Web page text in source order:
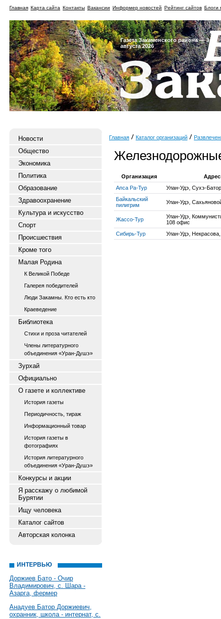
Главная Карта сайта Контакты Вакансии Информер новостей Рейтинг сайтов Блоги
Газета Закаменского района — 3
августа 2026
Новости
Общество
Экономика
Политика
Образование
Здравоохранение
Культура и искусство
Спорт
Происшествия
Кроме того
Малая Родина
К Великой Победе
Галерея победителей
Люди Закамны. Кто есть кто
Краеведение
Библиотека
Стихи и проза читателей
Члены литературного
объединения «Уран-Душэ»
Зурхай
Официально
О газете и коллективе
История газеты
Периодичность, тираж
Информационный товар
История газеты в
фотографиях
История литературного
объединения «Уран-Душэ»
Конкурсы и акции
Я расскажу о любимой
Бурятии
Ищу человека
Каталог сайтов
Авторская колонка
ИНТЕРВЬЮ
Доржиев Бато - Очир
Владимирович, с. Шара -
Азарга, фермер
Анадуев Батор Доржиевич,
охранник, школа - интернат, с.
Главная Каталог организаций
Организация
Адрес
Апса Ра-Тур
Улан-Удэ, Сухэ-
Байкальский
пилигрим
Улан-Удэ,
Жассо-Тур
Улан-Удэ,
108 офис
Сибирь-Тур
Улан-Удэ,